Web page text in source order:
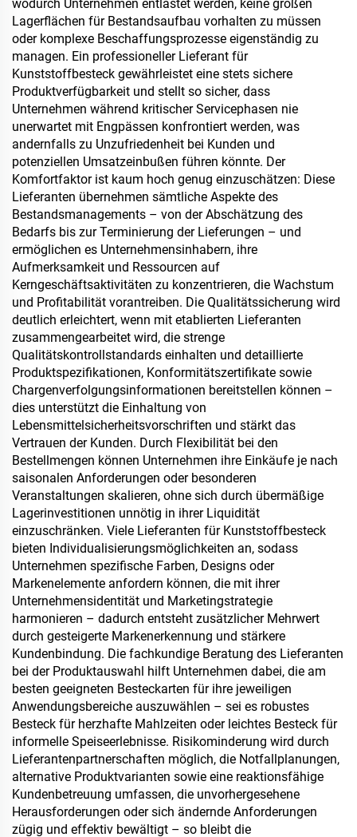
wodurch Unternehmen entlastet werden, keine großen
Lagerflächen für Bestandsaufbau vorhalten zu müssen
oder komplexe Beschaffungsprozesse eigenständig zu
managen. Ein professioneller Lieferant für
Kunststoffbesteck gewährleistet eine stets sichere
Produktverfügbarkeit und stellt so sicher, dass
Unternehmen während kritischer Servicephasen nie
unerwartet mit Engpässen konfrontiert werden, was
andernfalls zu Unzufriedenheit bei Kunden und
potenziellen Umsatzeinbußen führen könnte. Der
Komfortfaktor ist kaum hoch genug einzuschätzen: Diese
Lieferanten übernehmen sämtliche Aspekte des
Bestandsmanagements – von der Abschätzung des
Bedarfs bis zur Terminierung der Lieferungen – und
ermöglichen es Unternehmensinhabern, ihre
Aufmerksamkeit und Ressourcen auf
Kerngeschäftsaktivitäten zu konzentrieren, die Wachstum
und Profitabilität vorantreiben. Die Qualitätssicherung wird
deutlich erleichtert, wenn mit etablierten Lieferanten
zusammengearbeitet wird, die strenge
Qualitätskontrollstandards einhalten und detaillierte
Produktspezifikationen, Konformitätszertifikate sowie
Chargenverfolgungsinformationen bereitstellen können –
dies unterstützt die Einhaltung von
Lebensmittelsicherheitsvorschriften und stärkt das
Vertrauen der Kunden. Durch Flexibilität bei den
Bestellmengen können Unternehmen ihre Einkäufe je nach
saisonalen Anforderungen oder besonderen
Veranstaltungen skalieren, ohne sich durch übermäßige
Lagerinvestitionen unnötig in ihrer Liquidität
einzuschränken. Viele Lieferanten für Kunststoffbesteck
bieten Individualisierungsmöglichkeiten an, sodass
Unternehmen spezifische Farben, Designs oder
Markenelemente anfordern können, die mit ihrer
Unternehmensidentität und Marketingstrategie
harmonieren – dadurch entsteht zusätzlicher Mehrwert
durch gesteigerte Markenerkennung und stärkere
Kundenbindung. Die fachkundige Beratung des Lieferanten
bei der Produktauswahl hilft Unternehmen dabei, die am
besten geeigneten Besteckarten für ihre jeweiligen
Anwendungsbereiche auszuwählen – sei es robustes
Besteck für herzhafte Mahlzeiten oder leichtes Besteck für
informelle Speiseerlebnisse. Risikominderung wird durch
Lieferantenpartnerschaften möglich, die Notfallplanungen,
alternative Produktvarianten sowie eine reaktionsfähige
Kundenbetreuung umfassen, die unvorhergesehene
Herausforderungen oder sich ändernde Anforderungen
zügig und effektiv bewältigt – so bleibt die